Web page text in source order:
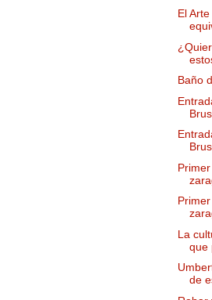
El
Baño
La
que
de